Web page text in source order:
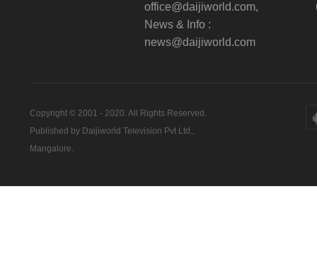
office@daijiworld.com,
News & Info :
news@daijiworld.com
Copyright © 2001 - 2020. All Rights Reserved.
Published by Daijiworld Television Pvt Ltd.,
Mangalore.